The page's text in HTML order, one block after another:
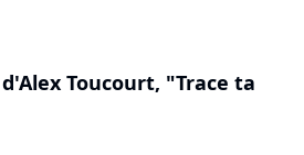
Toucourt, "Trace ta